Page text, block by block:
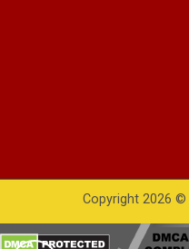
Copyright 2026 ©